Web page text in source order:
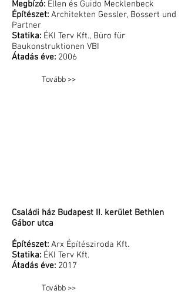
Megbízó: Ellen és Guido Mecklenbeck
Építészet: Architekten Gessler, Bossert und
Partner
Statika: ÉKI Terv Kft., Büro für
Baukonstruktionen VBI
Átadás éve: 2006
Tovább >>
Családi ház Budapest II. kerület Bethlen
Gábor utca
Építészet: Arx Építésziroda Kft.
Statika: ÉKI Terv Kft.
Átadás éve: 2017
Tovább >>